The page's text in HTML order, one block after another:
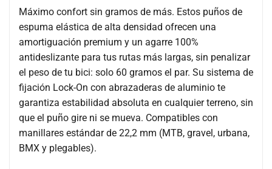
Máximo confort sin gramos de más. Estos puños de
espuma elástica de alta densidad ofrecen una
amortiguación premium y un agarre 100%
antideslizante para tus rutas más largas, sin penalizar
el peso de tu bici: solo 60 gramos el par. Su sistema de
fijación Lock-On con abrazaderas de aluminio te
garantiza estabilidad absoluta en cualquier terreno, sin
que el puño gire ni se mueva. Compatibles con
manillares estándar de 22,2 mm (MTB, gravel, urbana,
BMX y plegables).